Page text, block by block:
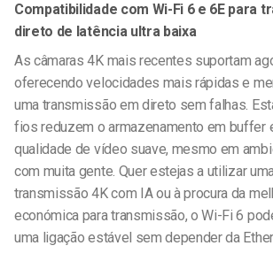
Compatibilidade com Wi-Fi 6 e 6E para
direto de latência ultra baixa
As câmaras 4K mais recentes suportam
oferecendo velocidades mais rápidas e
uma transmissão em direto sem falhas.
fios reduzem o armazenamento em buffer
qualidade de vídeo suave, mesmo em
com muita gente. Quer estejas a utilizar
transmissão 4K com IA ou à procura da
económica para transmissão, o Wi-Fi 6
uma ligação estável sem depender da